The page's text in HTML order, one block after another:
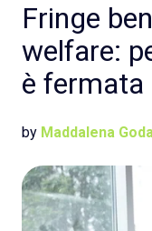
Fringe
welfare:
è fermata
by Maddalena